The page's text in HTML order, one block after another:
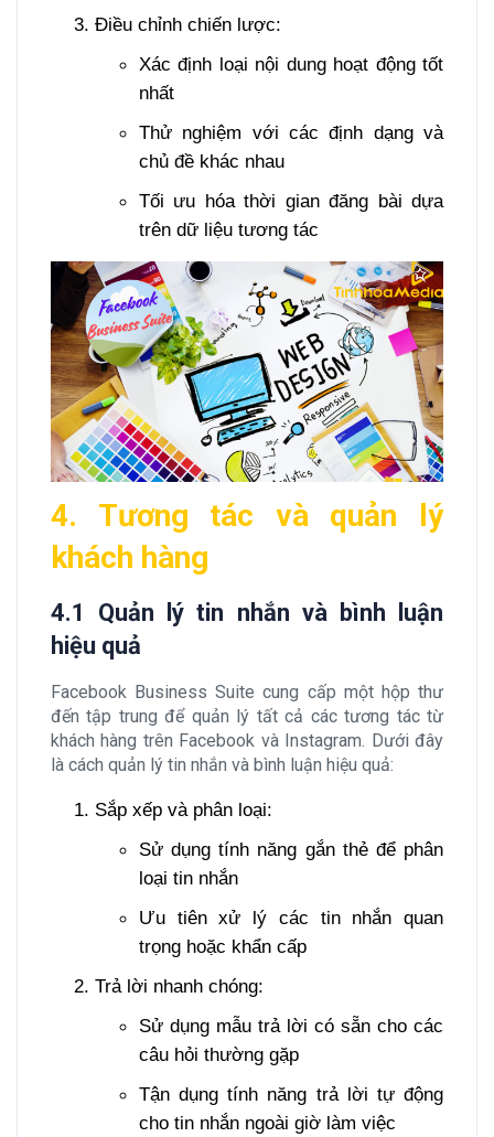
Điều chỉnh chiến lược:
Xác định loại nội dung hoạt động tốt
nhất
Thử nghiệm với các định dạng và
chủ đề khác nhau
Tối ưu hóa thời gian đăng bài dựa
trên dữ liệu tương tác
4. Tương tác và quản lý
khách hàng
4.1 Quản lý tin nhắn và bình luận
hiệu quả
Facebook Business Suite cung cấp một hộp thư
đến tập trung để quản lý tất cả các tương tác từ
khách hàng trên Facebook và Instagram. Dưới đây
là cách quản lý tin nhắn và bình luận hiệu quả:
Sắp xếp và phân loại:
Sử dụng tính năng gắn thẻ để phân
loại tin nhắn
Ưu tiên xử lý các tin nhắn quan
trọng hoặc khẩn cấp
Trả lời nhanh chóng:
Sử dụng mẫu trả lời có sẵn cho các
câu hỏi thường gặp
Tận dụng tính năng trả lời tự động
cho tin nhắn ngoài giờ làm việc